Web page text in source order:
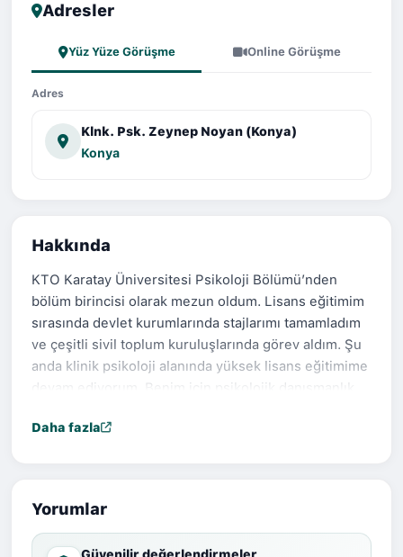
Adresler
Yüz Yüze Görüşme Online Görüşme
Adres
Klnk. Psk. Zeynep Noyan (Konya)
Konya
Hakkında
KTO Karatay Üniversitesi Psikoloji Bölümü’nden
bölüm birincisi olarak mezun oldum. Lisans eğitimim
sırasında devlet kurumlarında stajlarımı tamamladım
ve çeşitli sivil toplum kuruluşlarında görev aldım. Şu
anda klinik psikoloji alanında yüksek lisans eğitimime
devam ediyorum. Benim için psikolojik danışmanlık
sınırları net ve korunaklı bir alan yaratmaktır.
kalan çocuklarla çalışarak başladım. Küçük yaşlarda,
bir insan ömrüne sığması zor büyük ıstıraplarla
Daha fazla
Yorumlar
Güvenilir değerlendirmeler